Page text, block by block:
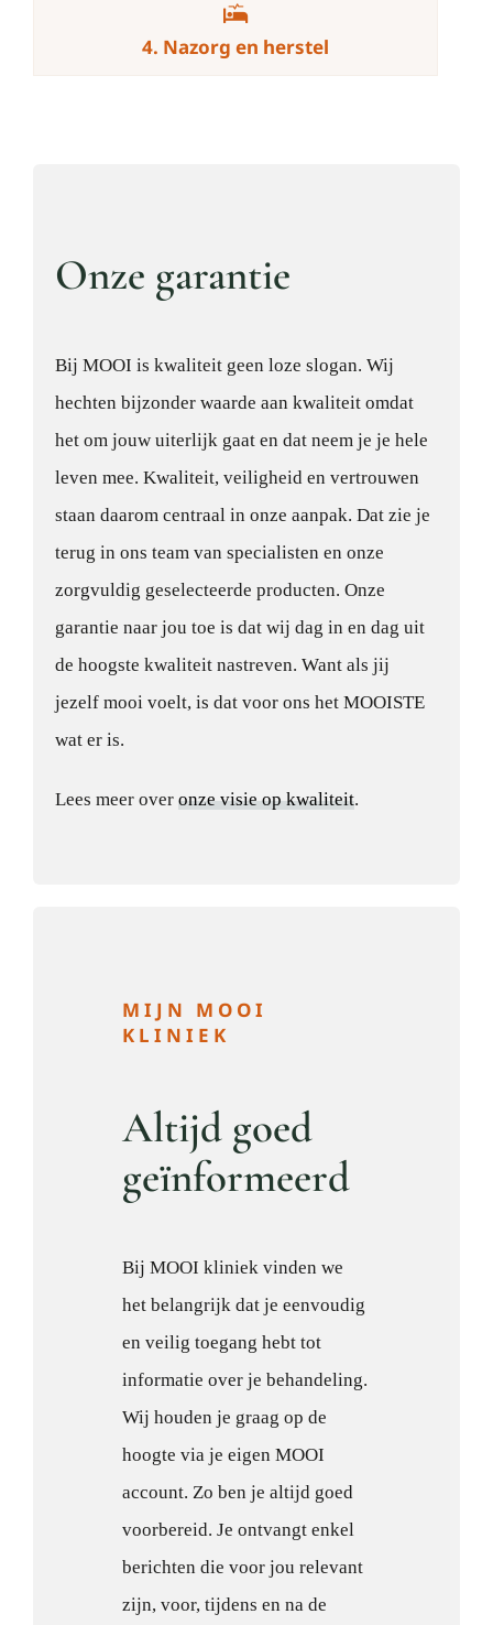
4. Nazorg en herstel
Onze garantie
Bij MOOI is kwaliteit geen loze slogan. Wij
hechten bijzonder waarde aan kwaliteit omdat
het om jouw uiterlijk gaat en dat neem je je hele
leven mee. Kwaliteit, veiligheid en vertrouwen
staan daarom centraal in onze aanpak. Dat zie je
terug in ons team van specialisten en onze
zorgvuldig geselecteerde producten. Onze
garantie naar jou toe is dat wij dag in en dag uit
de hoogste kwaliteit nastreven. Want als jij
jezelf mooi voelt, is dat voor ons het MOOISTE
wat er is.
Lees meer overonze visie op kwaliteit.
MIJN MOOI
KLINIEK
Altijd goed
geïnformeerd
Bij MOOI kliniek vinden we
het belangrijk dat je eenvoudig
en veilig toegang hebt tot
informatie over je behandeling.
Wij houden je graag op de
hoogte via je eigen MOOI
account. Zo ben je altijd goed
voorbereid. Je ontvangt enkel
berichten die voor jou relevant
zijn, voor, tijdens en na de